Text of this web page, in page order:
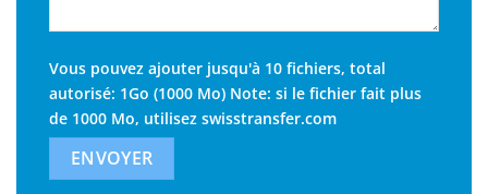
Vous pouvez ajouter jusqu'à 10 fichiers, total
autorisé: 1Go (1000 Mo) Note: si le fichier fait plus
de 1000 Mo, utilisez swisstransfer.com